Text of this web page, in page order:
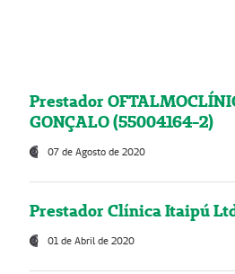
Prestador
GONÇALO (55004164-2)
07 de Agosto de 2020
Prestador Clínica Itaipú
01 de Abril de 2020